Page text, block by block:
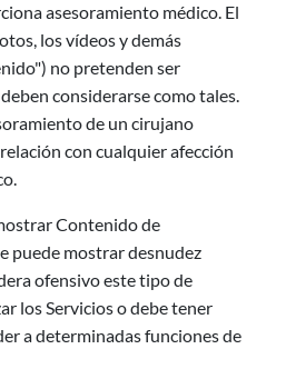
asesoramiento médico. El
los vídeos y demás
no pretenden ser
considerarse como tales.
de un cirujano
con cualquier afección
Contenido de
puede mostrar desnudez
ofensivo este tipo de
los Servicios o debe tener
a determinadas funciones de